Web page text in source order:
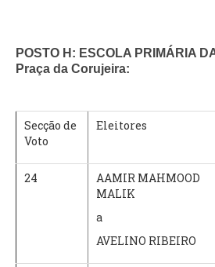
POSTO H: ESCOLA PRIMÁRIA
Praça da Corujeira:
Secção de
Voto
Eleitores
24
AAMIR MAHMOOD
MALIK
a
AVELINO RIBEIRO